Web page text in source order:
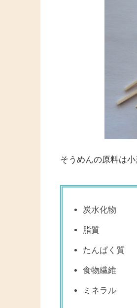
そうめんの原料は
炭水化物
脂質
たんぱく質
食物繊維
ミネラル